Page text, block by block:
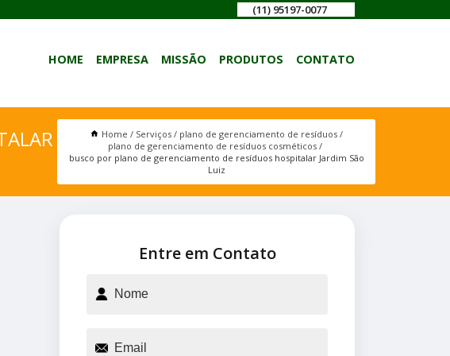
(11) 95197-0077
HOME EMPRESA MISSÃO PRODUTOS CONTATO
Home Serviços
plano de gerenciamento de resíduos
plano de gerenciamento de resíduos cosméticos
busco por plano de gerenciamento de resíduos hospitalar Jardim São
Luiz
Entre em Contato